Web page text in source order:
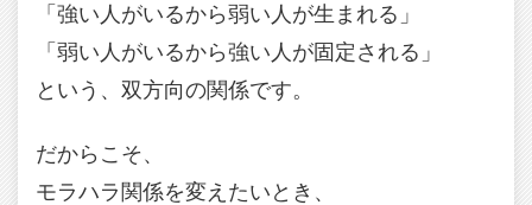
「強い人がいるから弱い人が生まれる」
「弱い人がいるから強い人が固定される」
という、双方向の関係です。
だからこそ、
モラハラ関係を変えたいとき、